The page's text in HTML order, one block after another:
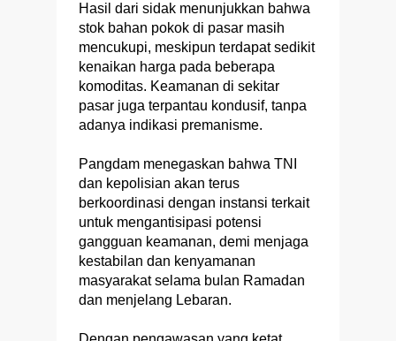
Hasil dari sidak menunjukkan bahwa
stok bahan pokok di pasar masih
mencukupi, meskipun terdapat sedikit
kenaikan harga pada beberapa
komoditas. Keamanan di sekitar
pasar juga terpantau kondusif, tanpa
adanya indikasi premanisme.
Pangdam menegaskan bahwa TNI
dan kepolisian akan terus
berkoordinasi dengan instansi terkait
untuk mengantisipasi potensi
gangguan keamanan, demi menjaga
kestabilan dan kenyamanan
masyarakat selama bulan Ramadan
dan menjelang Lebaran.